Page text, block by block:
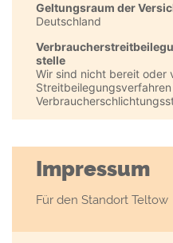
Geltungsraum der
Deutschland
stelle
Wir sind nicht bereit oder
Impressum
Für den Standort Teltow